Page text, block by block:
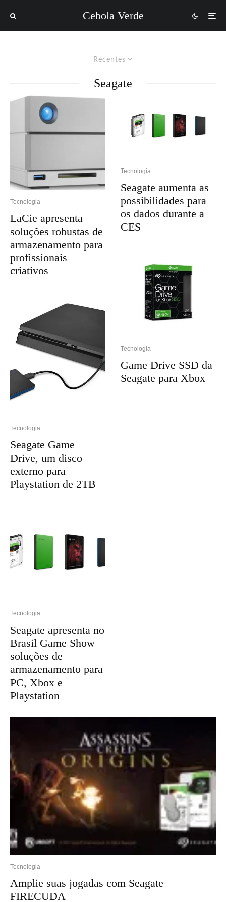
Cebola Verde
Recentes
Seagate
Tecnologia
LaCie apresenta
soluções robustas de
armazenamento para
profissionais
criativos
Tecnologia
Seagate Game
Drive, um disco
externo para
Playstation de 2TB
Tecnologia
Seagate apresenta no
Brasil Game Show
soluções de
armazenamento para
PC, Xbox e
Playstation
Tecnologia
Seagate aumenta as
possibilidades para
os dados durante a
CES
Tecnologia
Game Drive SSD da
Seagate para Xbox
Tecnologia
Amplie suas jogadas com Seagate
FIRECUDA